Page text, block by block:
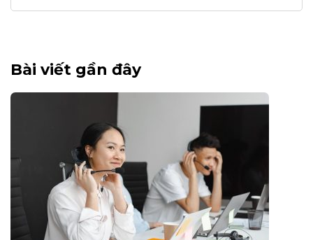
for:
Bài viết gần đây